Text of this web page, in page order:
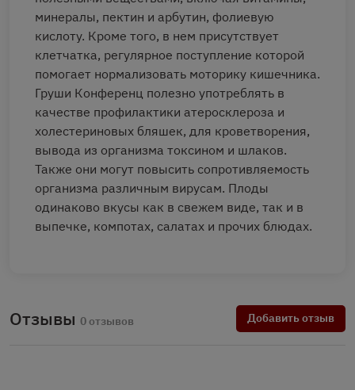
минералы, пектин и арбутин, фолиевую
кислоту. Кроме того, в нем присутствует
клетчатка, регулярное поступление которой
помогает нормализовать моторику кишечника.
Груши Конференц полезно употреблять в
качестве профилактики атеросклероза и
холестериновых бляшек, для кроветворения,
вывода из организма токсином и шлаков.
Также они могут повысить сопротивляемость
организма различным вирусам. Плоды
одинаково вкусы как в свежем виде, так и в
выпечке, компотах, салатах и прочих блюдах.
Отзывы 0 отзывов Добавить отзыв